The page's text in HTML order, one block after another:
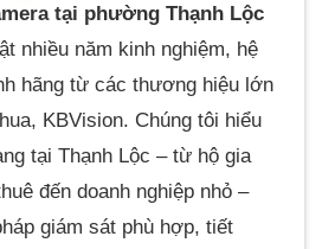
tại phường Thạnh Lộc
nhiều năm kinh nghiệm, hệ
hãng từ các thương hiệu lớn
KBVision. Chúng tôi hiểu
tại Thạnh Lộc – từ hộ gia
đến doanh nghiệp nhỏ –
giám sát phù hợp, tiết